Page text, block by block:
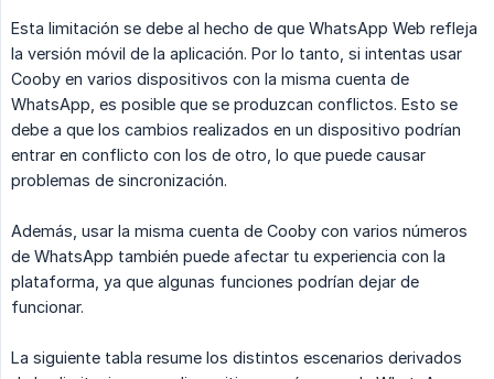
Esta limitación se debe al hecho de que WhatsApp Web refleja
la versión móvil de la aplicación. Por lo tanto, si intentas usar
Cooby en varios dispositivos con la misma cuenta de
WhatsApp, es posible que se produzcan conflictos. Esto se
debe a que los cambios realizados en un dispositivo podrían
entrar en conflicto con los de otro, lo que puede causar
problemas de sincronización.
Además, usar la misma cuenta de Cooby con varios números
de WhatsApp también puede afectar tu experiencia con la
plataforma, ya que algunas funciones podrían dejar de
funcionar.
La siguiente tabla resume los distintos escenarios derivados